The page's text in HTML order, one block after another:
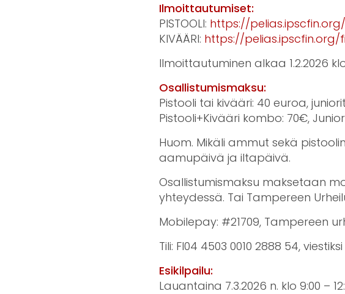
Ilmoittautumiset:
PISTOOLI: https://
KIVÄÄRI: https://
Ilmoittautuminen alkaa 1.2.2026
Osallistumismaksu:
Pistooli tai kivääri: 40 euroa,
Pistooli+Kivääri kombo: 70€,
Huom. Mikäli ammut sekä
aamupäivä ja iltapäivä.
Osallistumismaksu maksetaan
yhteydessä. Tai Tampereen
Mobilepay: #21709, Tampereen
Tili: FI04 4503 0010 2888 54,
Esikilpailu:
Lauantaina 7.3.2026 n. klo 9:00 –